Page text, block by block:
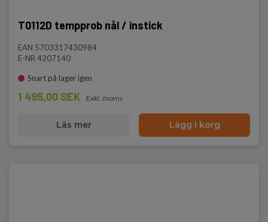
T0112D tempprob nål / instick
EAN 5703317430984
E-NR 4207140
Snart på lager igen
1 495,00 SEK Exkl. moms
Läs mer Lägg i korg